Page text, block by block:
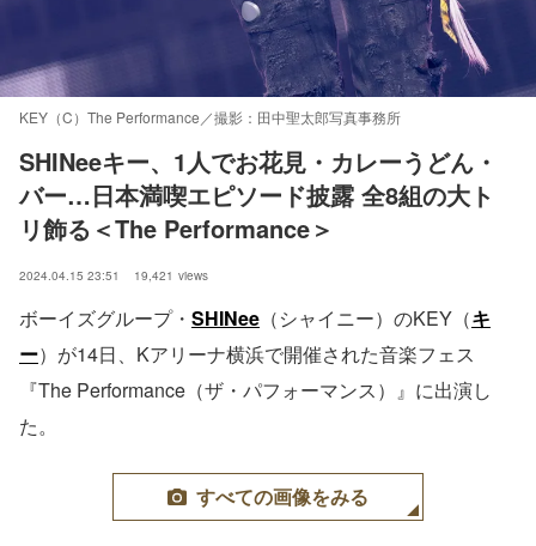
KEY（C）The Performance／撮影：田中聖太郎写真事務所
SHINeeキー、1人でお花見・カレーうどん・
バー…日本満喫エピソード披露 全8組の大ト
リ飾る＜The Performance＞
2024.04.15 23:51 19,421 views
ボーイズグループ・ SHINee （シャイニー）のKEY（キ
ー）が14日、Kアリーナ横浜で開催された音楽フェス
『The Performance（ザ・パフォーマンス）』に出演し
た。
すべての画像をみる